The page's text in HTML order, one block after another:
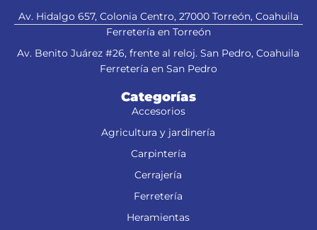
Av. Hidalgo 657, Colonia Centro, 27000 Torreón, Coahuila
Ferretería en Torreón
Av. Benito Juárez #26, frente al reloj. San Pedro, Coahuila
Ferretería en San Pedro
Categorías
Accesorios
Agricultura y jardinería
Carpintería
Cerrajería
Ferretería
Heramientas